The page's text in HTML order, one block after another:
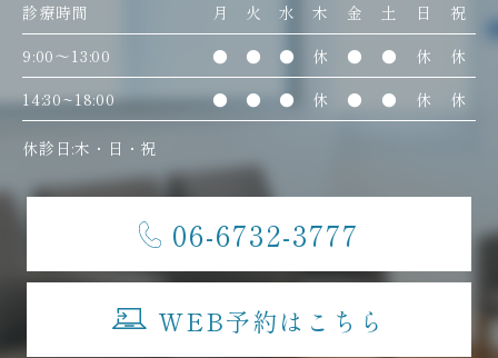
診療時間 月 火 水 木 金 土 日
祝
9:00〜13:00
● ● ● 休 ● ● 休
休
14:30~18:00
● ● ● 休 ● ● 休 休
休診日:木・日・祝
06-6732-3777
WEB予約はこちら